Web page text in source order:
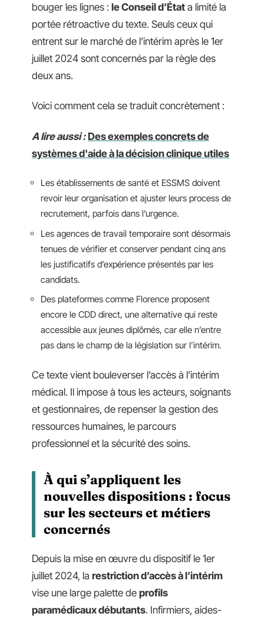
bouger les lignes : le Conseil d’État a limité la
portée rétroactive du texte. Seuls ceux qui
entrent sur le marché de l’intérim après le 1er
juillet 2024 sont concernés par la règle des
deux ans.
Voici comment cela se traduit concrètement :
A lire aussi : Des exemples concrets de
systèmes d'aide à la décision clinique utiles
Les établissements de santé et ESSMS doivent
revoir leur organisation et ajuster leurs process de
recrutement, parfois dans l’urgence.
Les agences de travail temporaire sont désormais
tenues de vérifier et conserver pendant cinq ans
les justificatifs d’expérience présentés par les
candidats.
Des plateformes comme Florence proposent
encore le CDD direct, une alternative qui reste
accessible aux jeunes diplômés, car elle n’entre
pas dans le champ de la législation sur l’intérim.
Ce texte vient bouleverser l’accès à l’intérim
médical. Il impose à tous les acteurs, soignants
et gestionnaires, de repenser la gestion des
ressources humaines, le parcours
professionnel et la sécurité des soins.
À qui s’appliquent les
nouvelles dispositions : focus
sur les secteurs et métiers
concernés
Depuis la mise en œuvre du dispositif le 1er
juillet 2024, la restriction d’accès à l’intérim
vise une large palette de profils
paramédicaux débutants. Infirmiers, aides-